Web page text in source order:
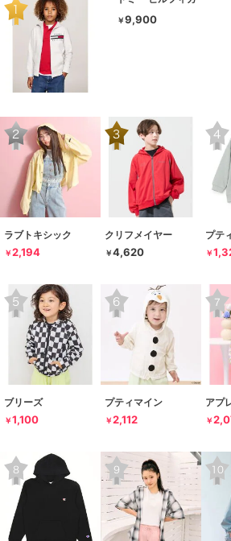
￥9,900
ラブトキシック
￥2,194
クリフメイヤー
￥4,620
プテ
￥
ブリーズ
￥1,100
プティマイン
￥2,112
アプ
￥